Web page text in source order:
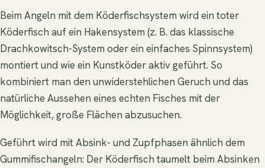
Beim Angeln mit dem Köderfischsystem wird ein toter
Köderfisch auf ein Hakensystem (z. B. das klassische
Drachkowitsch-System oder ein einfaches Spinnsystem)
montiert und wie ein Kunstköder aktiv geführt. So
kombiniert man den unwiderstehlichen Geruch und das
natürliche Aussehen eines echten Fisches mit der
Möglichkeit, große Flächen abzusuchen.
Geführt wird mit Absink- und Zupfphasen ähnlich dem
Gummifischangeln: Der Köderfisch taumelt beim Absinken